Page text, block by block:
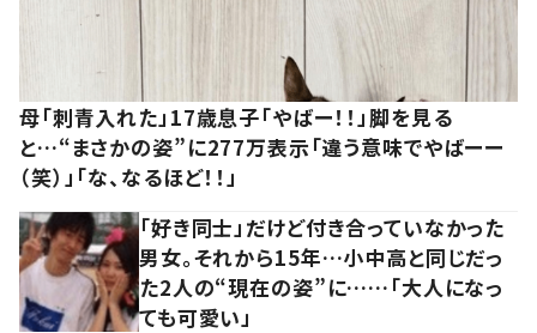
母「刺青入れた」17歳息子「やばー！！」脚を見る
と…“まさかの姿”に277万表示「違う意味でやばーー
（笑）」「な、なるほど！！」
「好き同士」だけど付き合っていなかった
男女。それから15年…小中高と同じだっ
た2人の“現在の姿”に……「大人になっ
ても可愛い」